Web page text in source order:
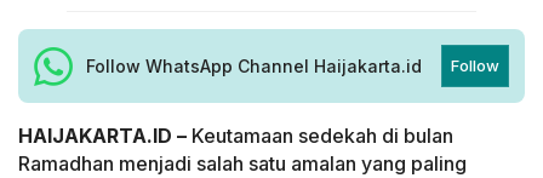
Follow WhatsApp Channel Haijakarta.id Follow
HAIJAKARTA.ID – Keutamaan sedekah di bulan
Ramadhan menjadi salah satu amalan yang paling